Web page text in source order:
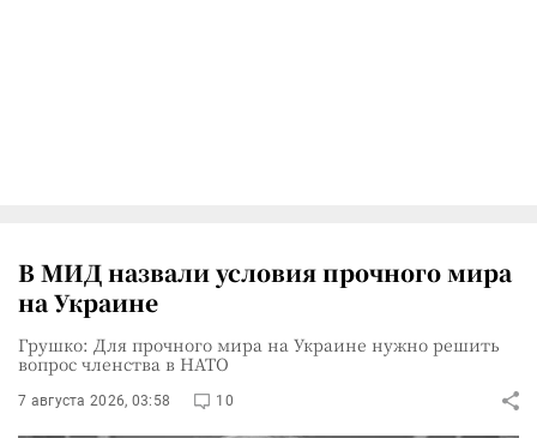
В МИД назвали условия прочного мира
на Украине
Грушко: Для прочного мира на Украине нужно решить
вопрос членства в НАТО
7 августа 2026, 03:58 10